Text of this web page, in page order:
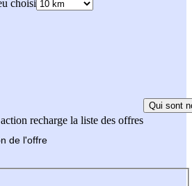
choisi
recharge la liste des offres
Qui sont
de l'offre